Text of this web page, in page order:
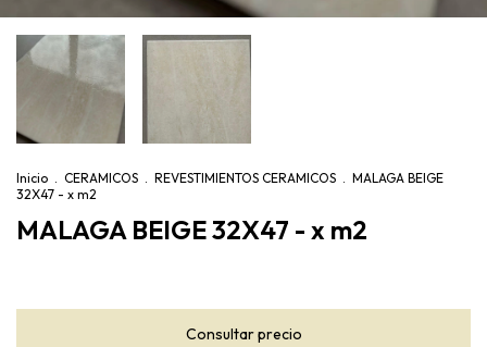
Inicio . CERAMICOS . REVESTIMIENTOS CERAMICOS . MALAGA BEIGE
32X47 - x m2
MALAGA BEIGE 32X47 - x m2